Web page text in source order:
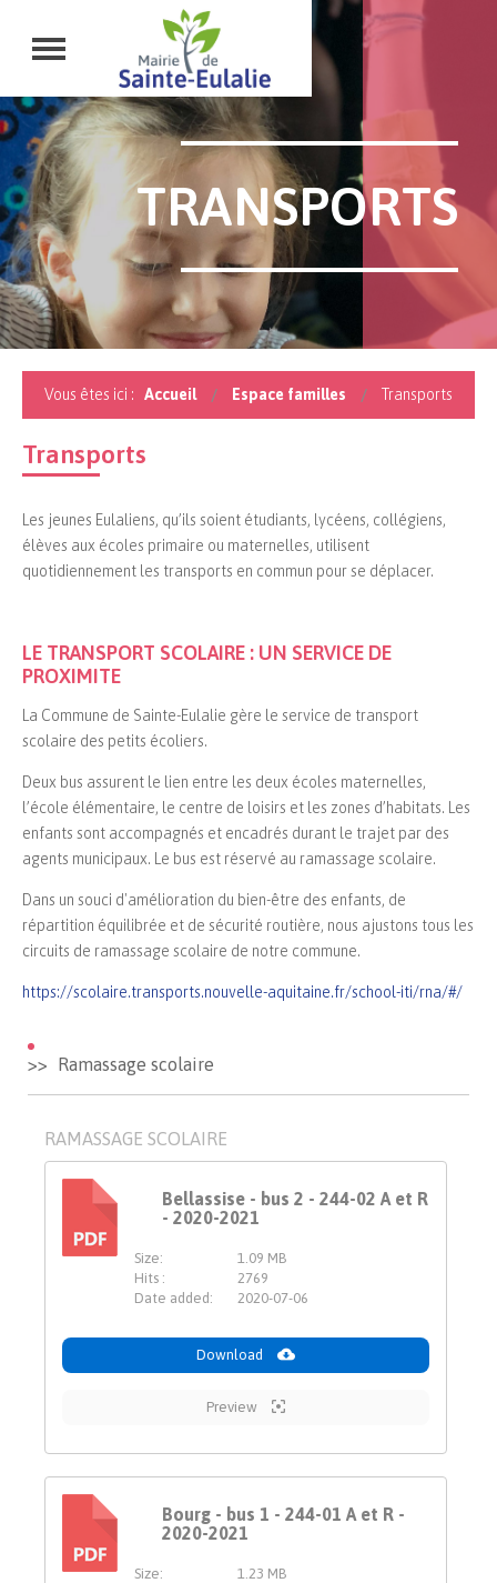
TRANSPORTS
Vous êtes ici : Accueil Espace familles Transports
Transports
Les jeunes Eulaliens, qu’ils soient étudiants, lycéens, collégiens,
élèves aux écoles primaire ou maternelles, utilisent
quotidiennement les transports en commun pour se déplacer.
LE TRANSPORT SCOLAIRE : UN SERVICE DE
PROXIMITE
La Commune de Sainte-Eulalie gère le service de transport
scolaire des petits écoliers.
Deux bus assurent le lien entre les deux écoles maternelles,
l’école élémentaire, le centre de loisirs et les zones d’habitats. Les
enfants sont accompagnés et encadrés durant le trajet par des
agents municipaux. Le bus est réservé au ramassage scolaire.
Dans un souci d'amélioration du bien-être des enfants, de
répartition équilibrée et de sécurité routière, nous ajustons tous les
circuits de ramassage scolaire de notre commune.
https://scolaire.transports.nouvelle-aquitaine.fr/school-iti/rna/#/
Ramassage scolaire
RAMASSAGE SCOLAIRE
PDF
Bellassise - bus 2 - 244-02 A et R
- 2020-2021
Size:
1.09 MB
Hits :
2769
Date added:
2020-07-06
Download
Preview
PDF
Bourg - bus 1 - 244-01 A et R -
2020-2021
Size:
1.23 MB